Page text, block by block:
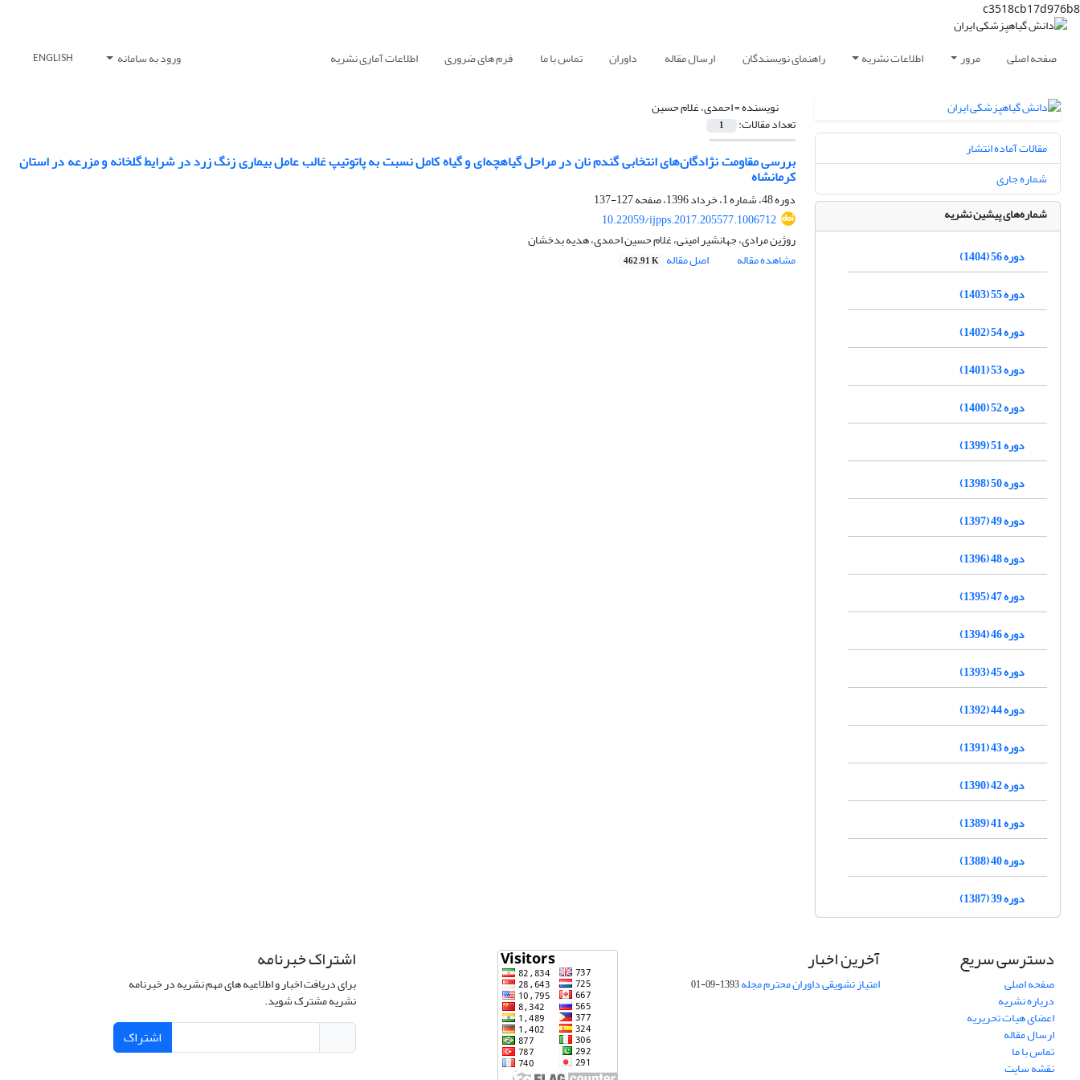
c3518cb17d976b8
صفحه اصلی مرور اطلاعات نشریه راهنمای نویسندگان ارسال مقاله داوران تماس با ما فرم های ضروری اطلاعات آماری نشریه ورود به سامانه ENGLISH
نویسنده =احمدی، غلام حسین
تعداد مقالات: 1
بررسی مقاومت نژادگان‌های انتخابی گندم نان در مراحل گیاهچه‌ای و گیاه کامل نسبت به پاتوتیپ غالب عامل بیماری زنگ زرد در شرایط گلخانه و مزرعه در استان
کرمانشاه
دوره 48، شماره 1، خرداد 1396، صفحه
127-137
10.22059/ijpps.2017.205577.1006712
روژین مرادی، جهانشیر امینی، غلام حسین احمدی، هدیه بدخشان
مشاهده مقاله
اصل مقاله 462.91 K
مقالات آماده انتشار
شماره جاری
شماره‌های پیشین نشریه
دوره 56 (1404)
دوره 55 (1403)
دوره 54 (1402)
دوره 53 (1401)
دوره 52 (1400)
دوره 51 (1399)
دوره 50 (1398)
دوره 49 (1397)
دوره 48 (1396)
دوره 47 (1395)
دوره 46 (1394)
دوره 45 (1393)
دوره 44 (1392)
دوره 43 (1391)
دوره 42 (1390)
دوره 41 (1389)
دوره 40 (1388)
دوره 39 (1387)
دسترسی سریع
صفحه اصلی
درباره نشریه
اعضای هیات تحریریه
ارسال مقاله
تماس با ما
نقشه سایت
آخرین اخبار
امتیاز تشویقی داوران محترم مجله1393-09-01
اشتراک خبرنامه
برای دریافت اخبار و اطلاعیه های مهم نشریه در خبرنامه
نشریه مشترک شوید.
اشتراک